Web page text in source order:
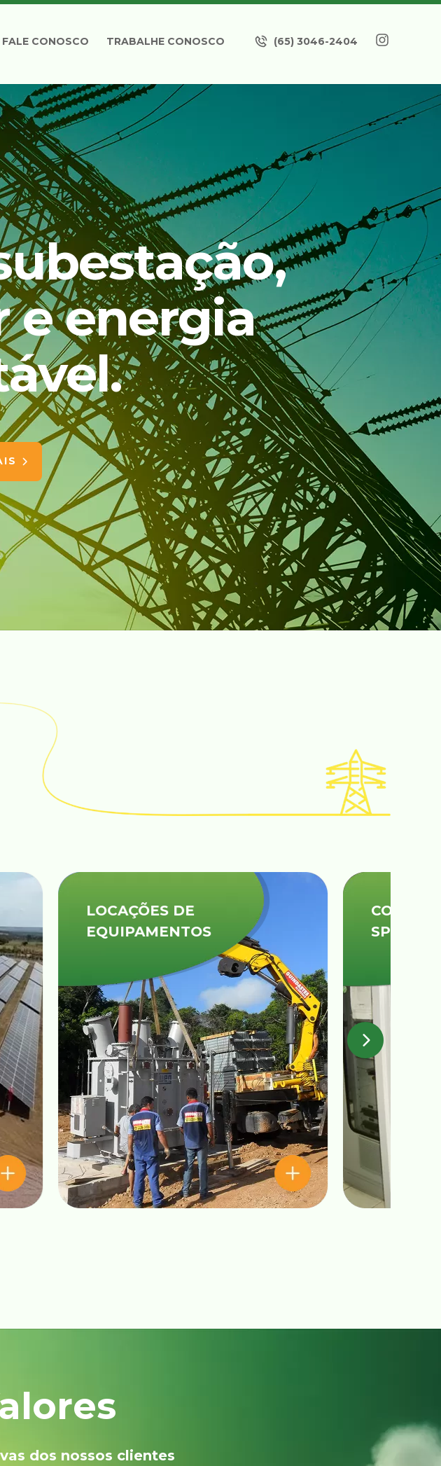
FALE CONOSCO TRABALHE CONOSCO (65) 3046-2404
e energia
COMISSIONAMENTO/
SPCS
dos nossos clientes